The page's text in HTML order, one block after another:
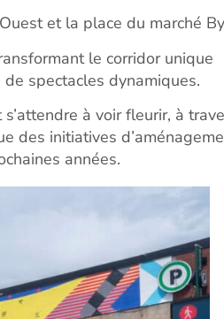
et la place du marché
le corridor unique
spectacles dynamiques.
à voir fleurir, à
des initiatives
années.